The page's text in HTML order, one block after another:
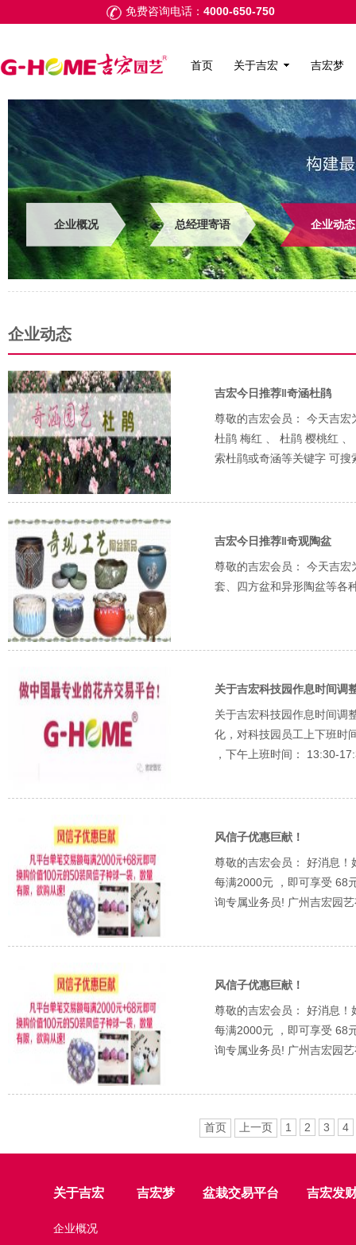
免费咨询电话： 4000-650-750
首页 关于吉宏 吉宏梦
企业概况 总经理寄语 企业动态
企业动态
吉宏今日推荐‖奇涵杜鹃
尊敬的吉宏会员： 今天吉
杜鹃 梅红 、 杜鹃 樱桃红
索杜鹃或奇涵等关键字 可
吉宏今日推荐‖奇观陶盆
尊敬的吉宏会员： 今天吉
套、四方盆和异形陶盆等各
关于吉宏科技园作息时间调
关于吉宏科技园作息时间调
化，对科技园员工上下班时
，下午上班时间： 13:30-
风信子优惠巨献！
尊敬的吉宏会员： 好消息
每满2000元 ，即可享受 68
询专属业务员! 广州吉宏园
风信子优惠巨献！
尊敬的吉宏会员： 好消息
每满2000元 ，即可享受 68
询专属业务员! 广州吉宏园
首页 上一页 1 2 3 4
关于吉宏
企业概况
吉宏梦 盆栽交易平台 吉宏发